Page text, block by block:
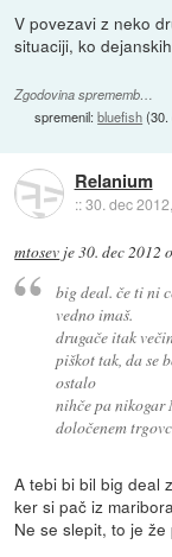
V povezavi z neko
situaciji, ko
Zgodovina sprememb…
spremenil:bluefish(30.
Relanium
::30. dec
mtosev je30. dec 2012
big deal. če ti ni
vedno imaš.
drugače itak
piškot tak, da se
ostalo
nihče pa
določenem
A tebi bi bil big deal
ker si pač iz
Ne se slepit, to je